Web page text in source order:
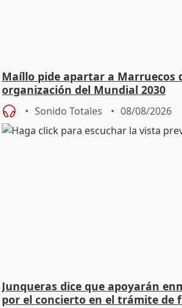
Maíllo pide apartar a Marruecos
organización del Mundial 2030
Sonido Totales 08/08/2026
Junqueras dice que apoyarán
por el concierto en el trámite de